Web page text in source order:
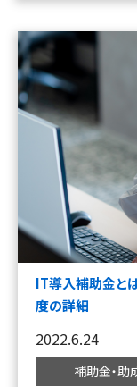
IT導入補助金と
度の詳細
2022.6.24
補助金・助